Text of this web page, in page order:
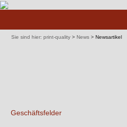
Sie sind hier: print-quality > News > Newsartikel
Geschäftsfelder